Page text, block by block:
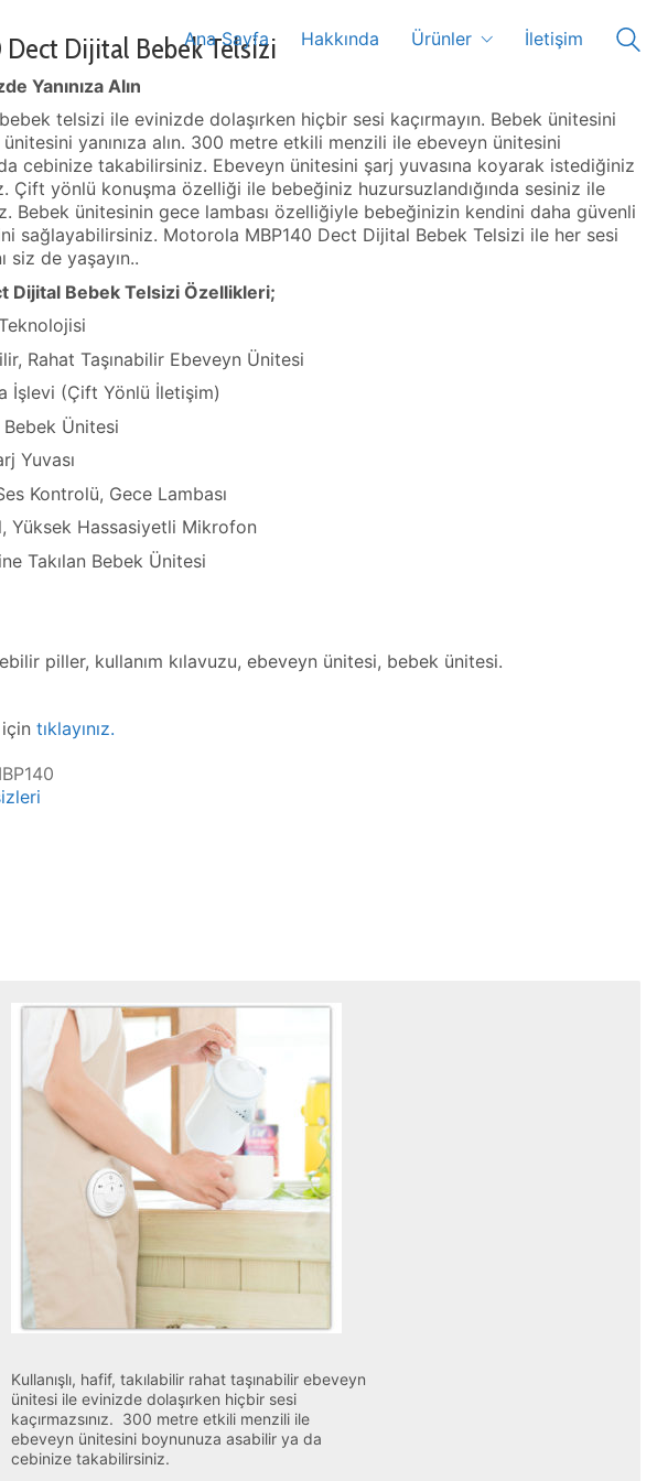
Ana Sayfa Hakkında Ürünler İletişim
Dijital Bebek Telsizi
Yanınıza Alın
telsizi ile evinizde dolaşırken hiçbir sesi kaçırmayın. Bebek ünitesini
yanınıza alın. 300 metre etkili menzili ile ebeveyn ünitesini
cebinize takabilirsiniz. Ebeveyn ünitesini şarj yuvasına koyarak istediğiniz
Çift yönlü konuşma özelliği ile bebeğiniz huzursuzlandığında sesiniz ile
Bebek ünitesinin gece lambası özelliğiyle bebeğinizin kendini daha güvenli
sağlayabilirsiniz. Motorola MBP140 Dect Dijital Bebek Telsizi ile her sesi
siz de yaşayın..
Dijital Bebek Telsizi Özellikleri;
Rahat Taşınabilir Ebeveyn Ünitesi
İşlevi (Çift Yönlü İletişim)
Bebek Ünitesi
Yuvası
Kontrolü, Gece Lambası
Yüksek Hassasiyetli Mikrofon
Takılan Bebek Ünitesi
piller, kullanım kılavuzu, ebeveyn ünitesi, bebek ünitesi.
tıklayınız.
Kullanışlı, hafif, takılabilir rahat taşınabilir ebeveyn
ünitesi ile evinizde dolaşırken hiçbir sesi
kaçırmazsınız. 300 metre etkili menzili ile
ebeveyn ünitesini boynunuza asabilir ya da
cebinize takabilirsiniz.